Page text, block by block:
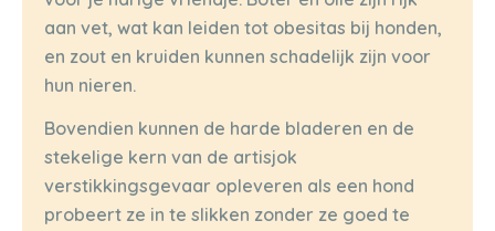
aan vet, wat kan leiden tot obesitas bij honden,
en zout en kruiden kunnen schadelijk zijn voor
hun nieren.
Bovendien kunnen de harde bladeren en de
stekelige kern van de artisjok
verstikkingsgevaar opleveren als een hond
probeert ze in te slikken zonder ze goed te